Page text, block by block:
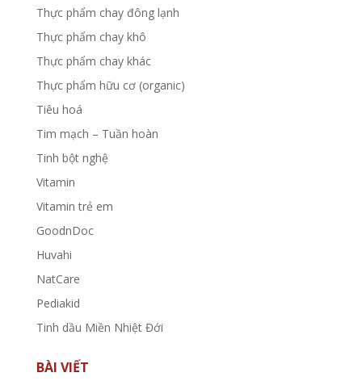
Thực phẩm chay đông lạnh
Thực phẩm chay khô
Thực phẩm chay khác
Thực phẩm hữu cơ (organic)
Tiêu hoá
Tim mạch – Tuần hoàn
Tinh bột nghệ
Vitamin
Vitamin trẻ em
GoodnDoc
Huvahi
NatCare
Pediakid
Tinh dầu Miền Nhiệt Đới
BÀI VIẾT